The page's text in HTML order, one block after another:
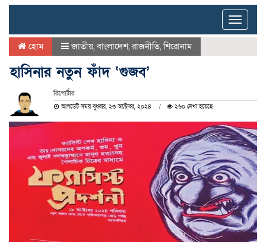
Toggle
হোম জাতীয়,বাংলাদেশ,রাজনীতি,শিরোনাম
হাসিনার নতুন ফাঁদ ‘গুজব’
রিপোর্টার
আপডেট সময় বুধবার, ২৩ অক্টোবর, ২০২৪ ২৬০ দেখা হয়েছে